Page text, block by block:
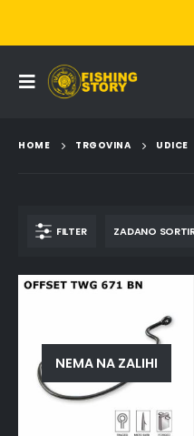
HOME TRGOVINA UDICE
FILTER
NEMA NA ZALIHI